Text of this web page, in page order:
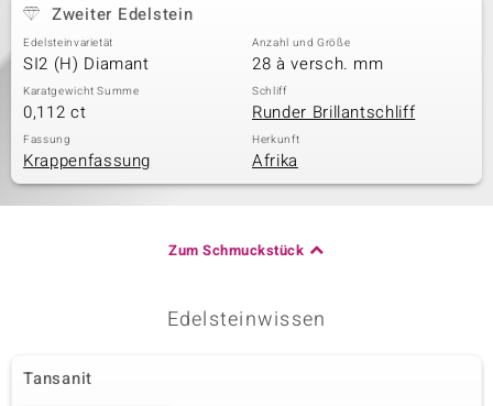
Zweiter Edelstein
Edelsteinvarietät
SI2 (H) Diamant
Anzahl und Größe
28 à versch. mm
Karatgewicht Summe
0,112 ct
Schliff
Runder Brillantschliff
Fassung
Krappenfassung
Herkunft
Afrika
Zum Schmuckstück
Edelsteinwissen
Tansanit